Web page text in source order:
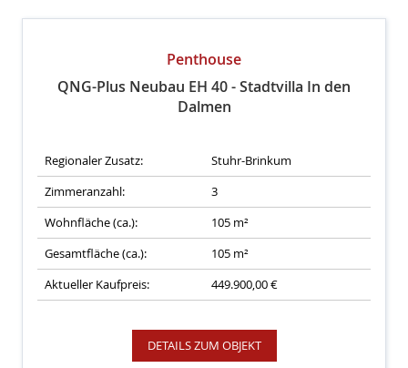
Penthouse
QNG-Plus Neubau EH 40 - Stadtvilla In den
Dalmen
Regionaler Zusatz:
Stuhr-Brinkum
Zimmeranzahl:
3
Wohnfläche (ca.):
105 m²
Gesamtfläche (ca.):
105 m²
Aktueller Kaufpreis:
449.900,00 €
DETAILS ZUM OBJEKT